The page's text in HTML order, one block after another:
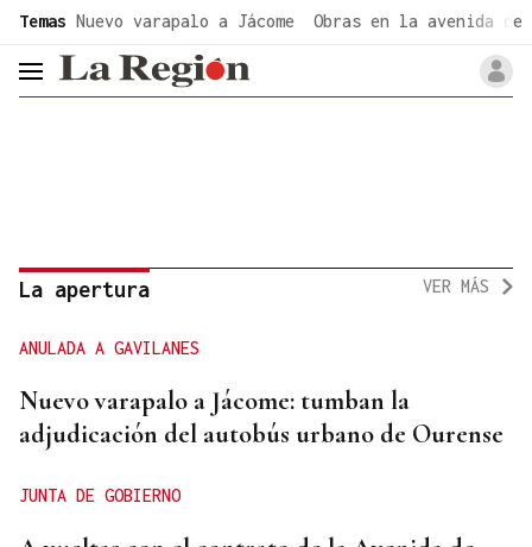
Temas Nuevo varapalo a Jácome Obras en la avenida de
header.menu.open
La apertura VER MÁS
ANULADA A GAVILANES
Nuevo varapalo a Jácome: tumban la
adjudicación del autobús urbano de Ourense
JUNTA DE GOBIERNO